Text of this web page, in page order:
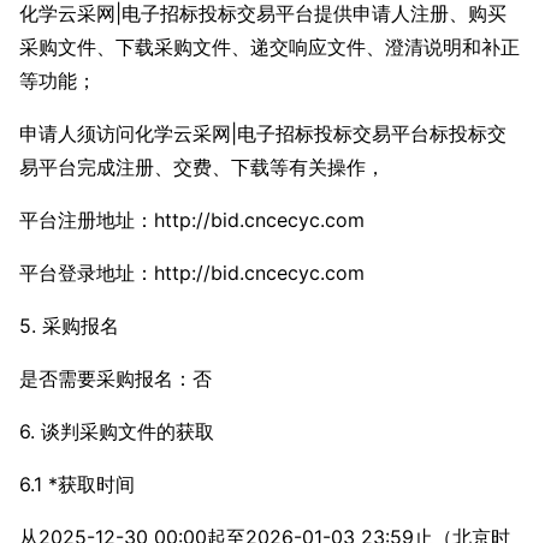
化学云采网|电子招标投标交易平台提供申请人注册、购买
采购文件、下载采购文件、递交响应文件、澄清说明和补正
等功能；
申请人须访问化学云采网|电子招标投标交易平台标投标交
易平台完成注册、交费、下载等有关操作，
平台注册地址：http://bid.cncecyc.com
平台登录地址：http://bid.cncecyc.com
5. 采购报名
是否需要采购报名：否
6. 谈判采购文件的获取
6.1 *获取时间
从2025-12-30 00:00起至2026-01-03 23:59止（北京时